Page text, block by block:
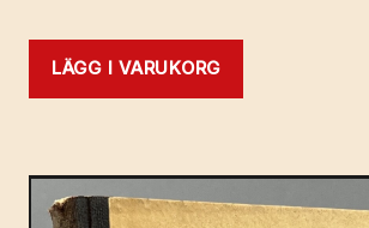
LÄGG I VARUKORG